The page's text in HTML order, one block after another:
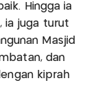
Hingga ia
ia juga turut
Masjid
dan
kiprah